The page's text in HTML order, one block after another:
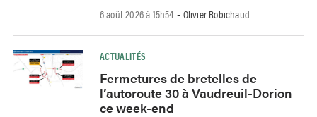
6 août 2026 à 15h54 - Olivier Robichaud
ACTUALITÉS
Fermetures de bretelles de
l’autoroute 30 à Vaudreuil-Dorion
ce week-end